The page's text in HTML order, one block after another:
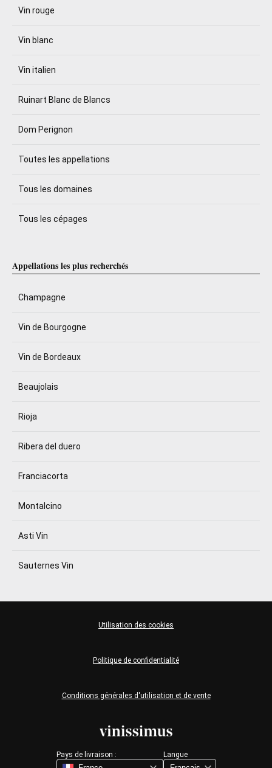
Vin rouge
Vin blanc
Vin italien
Ruinart Blanc de Blancs
Dom Perignon
Toutes les appellations
Tous les domaines
Tous les cépages
Appellations les plus recherchés
Champagne
Vin de Bourgogne
Vin de Bordeaux
Beaujolais
Rioja
Ribera del duero
Franciacorta
Montalcino
Asti Vin
Sauternes Vin
Pays de livraison : Langue
Conditions générales d'utilisation et de vente
Politique de confidentialité
Utilisation des cookies